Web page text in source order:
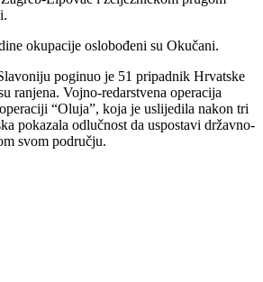
okupacije oslobođeni su Okučani.
poginuo je 51 pripadnik Hrvatske
ranjena. Vojno-redarstvena operacija
“Oluja”, koja je uslijedila nakon tri
pokazala odlučnost da uspostavi državno-
svom području.